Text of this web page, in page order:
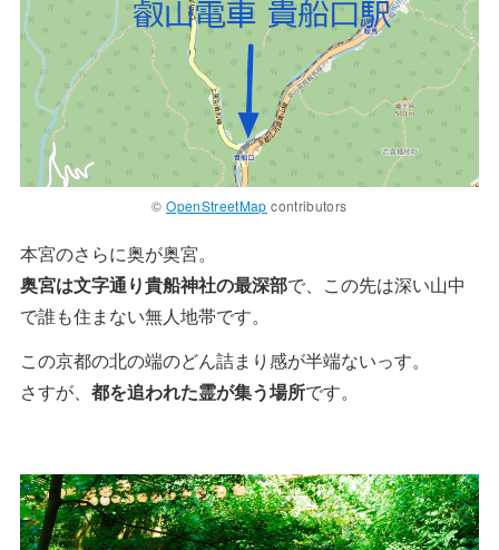
©OpenStreetMap contributors
本宮のさらに奥が奥宮。
奥宮は文字通り貴船神社の最深部で、この先は深い山中
で誰も住まない無人地帯です。
この京都の北の端のどん詰まり感が半端ないっす。
さすが、 都を追われた霊が集う場所です。